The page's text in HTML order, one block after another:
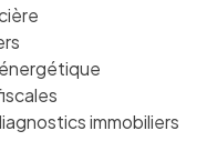
immobiliers